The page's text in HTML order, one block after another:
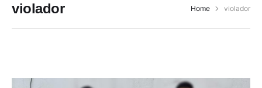
violador Home violador